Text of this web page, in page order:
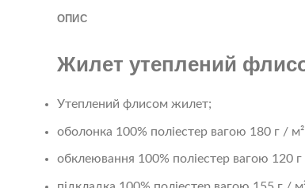
ОПИС
Жилет утеплений
Утеплений флисом жилет;
оболонка 100% поліестер вагою 180 г /
обклеювання 100% поліестер вагою 120 г